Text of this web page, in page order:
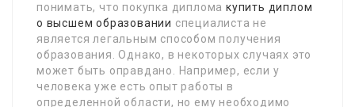
понимать, что покупка дипломакупить диплом
о высшем образовании специалиста не
является легальным способом получения
образования. Однако, в некоторых случаях это
может быть оправдано. Например, если у
человека уже есть опыт работы в
определенной области, но ему необходимо